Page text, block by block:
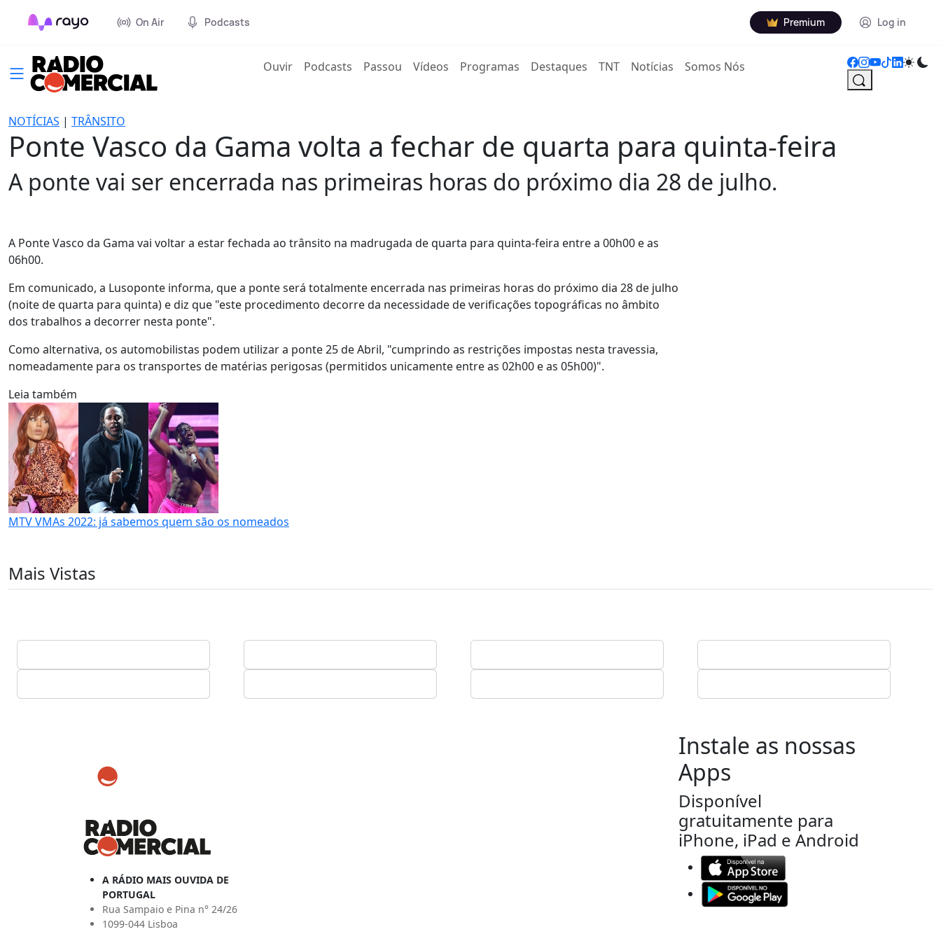
On Air Podcasts Premium Log in
Ouvir(current)
Podcasts Passou Vídeos Programas Destaques TNT Notícias Somos Nós
NOTÍCIAS | TRÂNSITO
Ponte Vasco da Gama volta a fechar de quarta para quinta-feira
A ponte vai ser encerrada nas primeiras horas do próximo dia 28 de julho.
A Ponte Vasco da Gama vai voltar a estar fechada ao trânsito na madrugada de quarta para quinta-feira entre a 00h00 e as
06h00.
Em comunicado, a Lusoponte informa, que a ponte será totalmente encerrada nas primeiras horas do próximo dia 28 de julho
(noite de quarta para quinta) e diz que "este procedimento decorre da necessidade de verificações topográficas no âmbito
dos trabalhos a decorrer nesta ponte".
Como alternativa, os automobilistas podem utilizar a ponte 25 de Abril, "cumprindo as restrições impostas nesta travessia,
nomeadamente para os transportes de matérias perigosas (permitidos unicamente entre as 02h00 e as 05h00)".
Leia também
MTV VMAs 2022: já sabemos quem são os nomeados
Mais Vistas
A RÁDIO MAIS OUVIDA DE
PORTUGAL
Rua Sampaio e Pina n° 24/26
1099-044 Lisboa
Instale as nossas
Apps
Disponível
gratuitamente para
iPhone, iPad e Android